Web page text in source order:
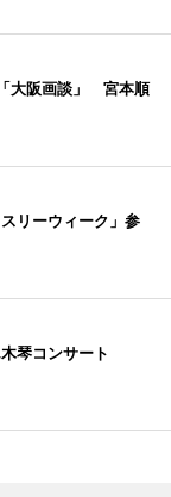
大阪画談」 宮本順
リーウィーク」参
琴コンサート